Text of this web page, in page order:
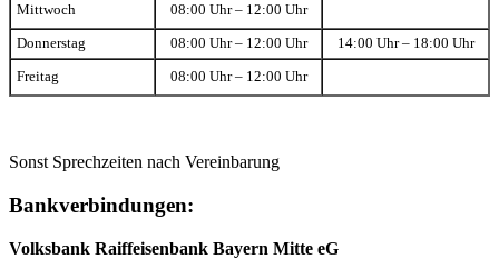
Mittwoch 08:00 Uhr – 12:00 Uhr
Donnerstag 08:00 Uhr – 12:00 Uhr 14:00 Uhr – 18:00 Uhr
Freitag 08:00 Uhr – 12:00 Uhr
Sonst Sprechzeiten nach Vereinbarung
Bankverbindungen:
Volksbank Raiffeisenbank Bayern Mitte eG